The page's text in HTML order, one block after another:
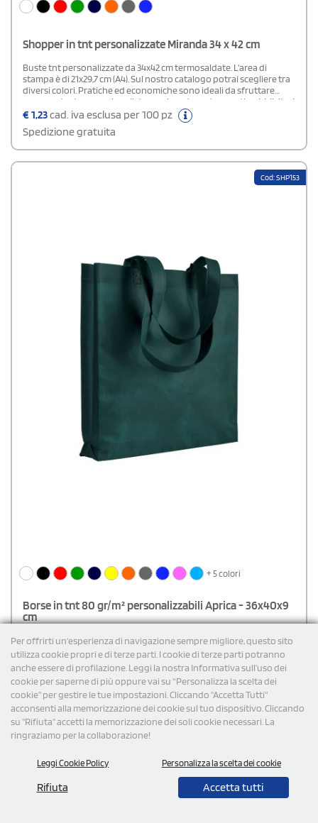
Per offrirti un'esperienza di navigazione sempre migliore, questo sito
utilizza cookie propri e di terze parti. I cookie di terze parti potranno
anche essere di profilazione. Leggi la nostra Informativa sull’uso dei
cookie per saperne di più oppure vai su “Personalizza la scelta dei
cookie” per gestire le tue impostazioni. Cliccando "Accetta Tutti"
acconsenti alla memorizzazione dei cookie sul tuo dispositivo. Cliccando
su "Rifiuta" accetti la memorizzazione dei soli cookie necessari. La
ringraziamo per la collaborazione!
Leggi Cookie Policy Personalizza la scelta dei cookie
Rifiuta Accetta tutti
Shopper in tnt personalizzate Miranda 34 x 42 cm
Buste tnt personalizzate da 34x42 cm termosaldate. L'area di
stampa è di 21x29,7 cm (A4). Sul nostro catalogo potrai scegliere tra
diversi colori. Pratiche ed economiche sono ideali da sfruttare
come gadget promozionali da regalare durante eventi pubblicitari
o fiere di settore.
€1,23cad. iva esclusa per 100 pz
Spedizione gratuita
Cod: SHP153
+ 5 colori
Borse in tnt 80 gr/m² personalizzabili Aprica - 36x40x9
cm
modello è termosaldato e prevede il soffietto e i manici lunghi.
L'area di stampa è 21x29,7 cm e sono disponibili diverse varianti di
colore. Essendo pratiche ed economiche, rappresentano un'idea
brillante per fare omaggi promozionali ai clienti del tuo negozio.
€ 1,16cad. iva esclusa per 100 pz
Spedizione gratuita